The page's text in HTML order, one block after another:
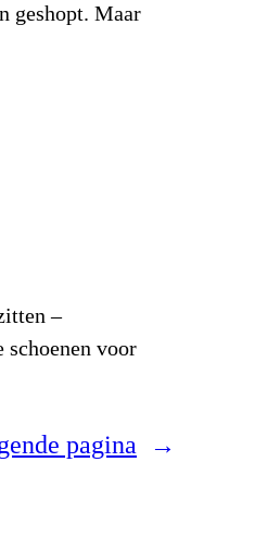
geshopt. Maar
–
voor
pagina →